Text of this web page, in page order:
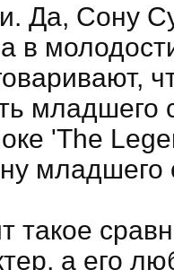
Да, Сону
в
младшего
'The
такое
а его